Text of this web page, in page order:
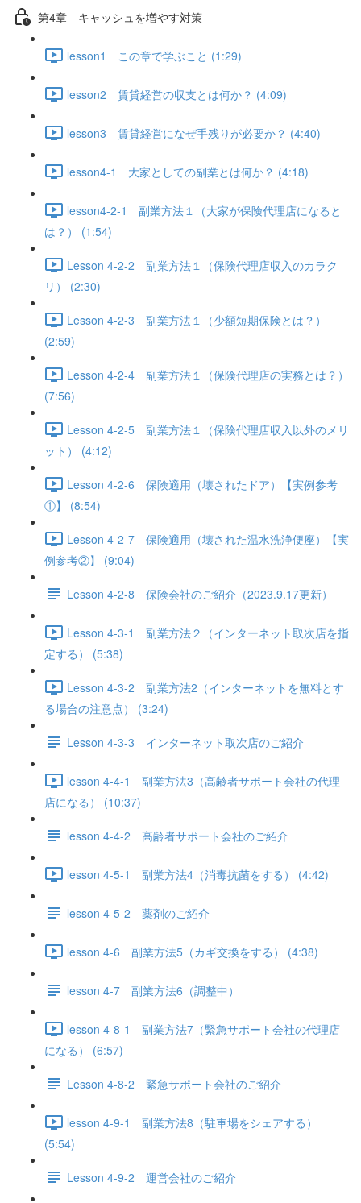
第4章 キャッシュを増やす対策
lesson1 この章で学ぶこと (1:29)
lesson2 賃貸経営の収支とは何か？ (4:09)
lesson3 賃貸経営になぜ手残りが必要か？ (4:40)
lesson4-1 大家としての副業とは何か？ (4:18)
lesson4-2-1 副業方法１（大家が保険代理店になると
は？） (1:54)
Lesson 4-2-2 副業方法１（保険代理店収入のカラク
リ） (2:30)
Lesson 4-2-3 副業方法１（少額短期保険とは？）
(2:59)
Lesson 4-2-4 副業方法１（保険代理店の実務とは？）
(7:56)
Lesson 4-2-5 副業方法１（保険代理店収入以外のメリ
ット） (4:12)
Lesson 4-2-6 保険適用（壊されたドア）【実例参考
①】 (8:54)
Lesson 4-2-7 保険適用（壊された温水洗浄便座）【実
例参考②】 (9:04)
Lesson 4-2-8 保険会社のご紹介（2023.9.17更新）
Lesson 4-3-1 副業方法２（インターネット取次店を指
定する） (5:38)
Lesson 4-3-2 副業方法2（インターネットを無料とす
る場合の注意点） (3:24)
Lesson 4-3-3 インターネット取次店のご紹介
lesson 4-4-1 副業方法3（高齢者サポート会社の代理
店になる） (10:37)
lesson 4-4-2 高齢者サポート会社のご紹介
lesson 4-5-1 副業方法4（消毒抗菌をする） (4:42)
lesson 4-5-2 薬剤のご紹介
lesson 4-6 副業方法5（カギ交換をする） (4:38)
lesson 4-7 副業方法6（調整中）
lesson 4-8-1 副業方法7（緊急サポート会社の代理店
になる） (6:57)
Lesson 4-8-2 緊急サポート会社のご紹介
lesson 4-9-1 副業方法8（駐車場をシェアする）
(5:54)
Lesson 4-9-2 運営会社のご紹介